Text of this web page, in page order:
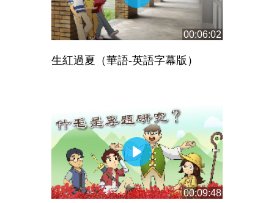
00:06:02
生紅過夏（華語-英語字幕版）
00:09:48